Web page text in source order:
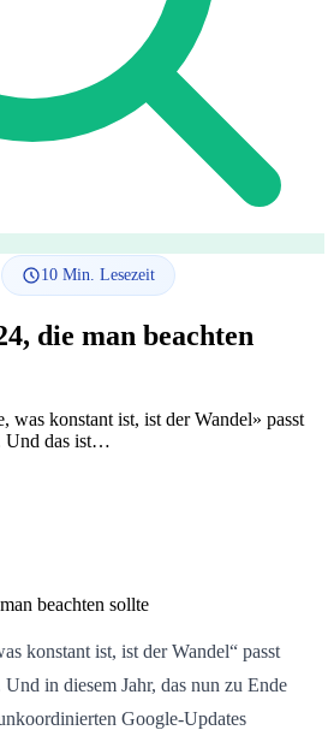
🇮🇹 IT
10 Min. Lesezeit
die man beachten
was konstant ist, ist der Wandel» passt
Und das ist…
konstant ist, ist der Wandel“ passt
in diesem Jahr, das nun zu Ende
Google-Updates